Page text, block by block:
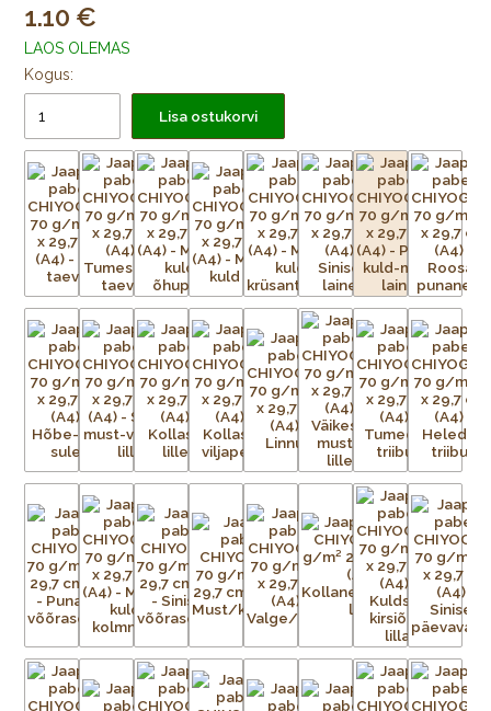
Algselt Edo ajastul välja töötatud jaapani värviliste
kujundustega mooruspuupaberid trükiti puulõigete abil
väikeste kodutarvikute katmiseks ja pabernukkude
meisterdamiseks. Tänapäeval trükitakse Chiyogamit kõikjal
Jaapanis käsitsi siiditrükis väikestes stuudiotes. Trükkimiseks
kasutatakse pleekimiskindlaid pigmente. Uusi mustreid, nii
traditsioonilisi kui ka kaasaegseid, toodetakse pidevalt
lõpututes värvikombinatsioonides.
Paberid on väga sitked ja tugevad, ning sobivad ideaalselt
raamatute, purkide ja karpide katmiseks, kaartide ning
kollaažide tegemiseks, fotode ja kunstiteoste taustaks või
raamaturiiulitele ja seintele aktsendiks. Võimalused on
piiramatud!
Chiyogami imitatsiooniga pabereid toodetakse praegu
ofsettrükiga teistes Aasia riikides. Ärge laske end petta
madalama kvaliteediga imitatsioonidest, mis tõenäoliselt
pleegivad kiiremini ja aluspaber millele trükitakse ei ole nii
tugev ja sitke kui originaalpaberitel. Ehtsate Jaapani siiditrükiste
erksuse ja tugevusega need ei võistle.
Iga Chiyogami lehe valmistamine on uskumatult töömahukas
protsess. Esialgsest kujutisest tuleb valmistada terve hulk
mustriga trükivõrke, mis on terve paberilehe suurused, üks
võrk iga mustris nähtava värvi kohta.
Aluspaber liimitakse esmalt ajutiselt tasasele pinnale.
1.10
LAOS OLEMAS
Kogus:
Lisa ostukorvi